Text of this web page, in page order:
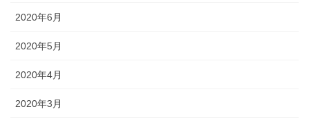
2020年6月
2020年5月
2020年4月
2020年3月